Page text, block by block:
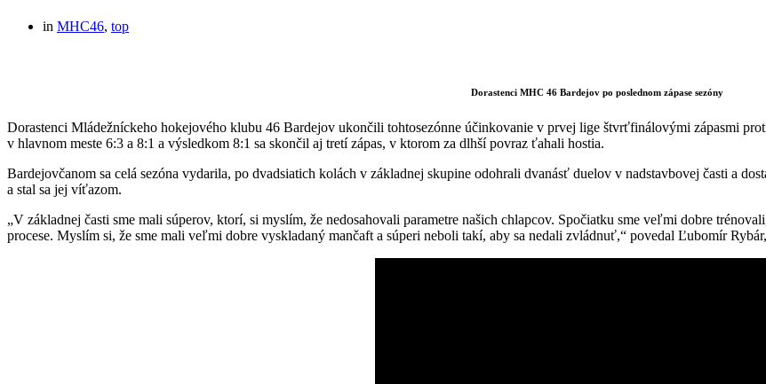
in MHC46, top
Dorastenci MHC 46 Bardejov po poslednom zápase sezóny
Dorastenci Mládežníckeho hokejového klubu 46 Bardejov ukončili tohtosezónne účinkovanie v prvej lige štvrťfinálovými zápasmi
v hlavnom meste 6:3 a 8:1 a výsledkom 8:1 sa skončil aj tretí zápas, v ktorom za dlhší povraz ťahali hostia.
Bardejovčanom sa celá sezóna vydarila, po dvadsiatich kolách v základnej skupine odohrali dvanásť duelov v nadstavbovej časti a
a stal sa jej víťazom.
„V základnej časti sme mali súperov, ktorí, si myslím, že nedosahovali parametre našich chlapcov. Spočiatku sme veľmi dobre
procese. Myslím si, že sme mali veľmi dobre vyskladaný mančaft a súperi neboli takí, aby sa nedali zvládnuť,“ povedal Ľubomír